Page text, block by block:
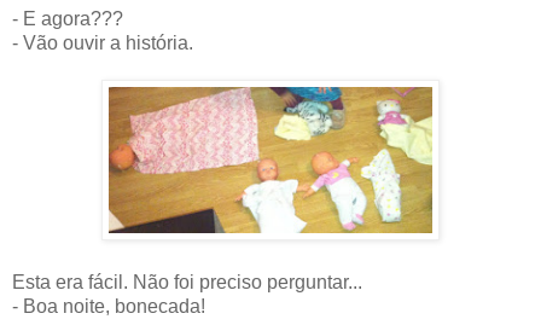
- E agora???
- Vão ouvir a história.
Esta era fácil. Não foi preciso perguntar...
- Boa noite, bonecada!